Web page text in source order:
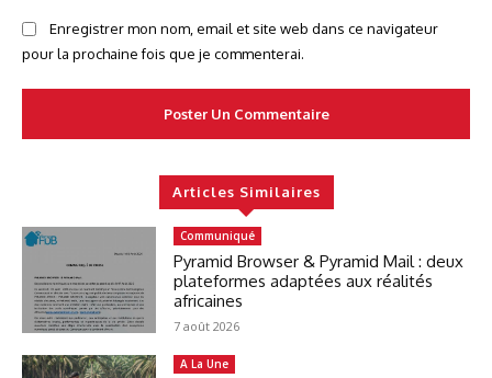
Enregistrer mon nom, email et site web dans ce navigateur
pour la prochaine fois que je commenterai.
Articles Similaires
Communiqué
Pyramid Browser & Pyramid Mail : deux
plateformes adaptées aux réalités
africaines
7 août 2026
A La Une